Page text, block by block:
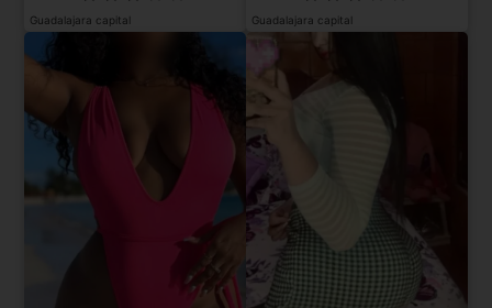
Guadalajara capital Guadalajara capital